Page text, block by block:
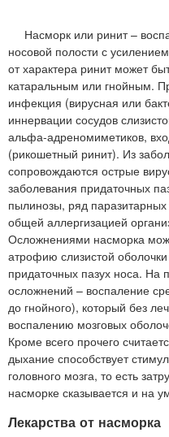
Насморк или ринит –
носовой полости с
от характера ринит может
катаральным или гнойным.
инфекция (вирусная или
иннервации сосудов
альфа-адреномиметиков,
(рикошетный ринит). Из
сопровождаются острые
заболевания придаточных
пылинозы, ряд
общей аллергизацией
Осложнениями насморка
атрофию слизистой
придаточных пазух носа. На
осложнений – воспаление
до гнойного), который без
воспалению мозговых
Кроме всего прочего
дыхание способствует
головного мозга, то есть
насморке сказывается и на
Лекарства от насморка